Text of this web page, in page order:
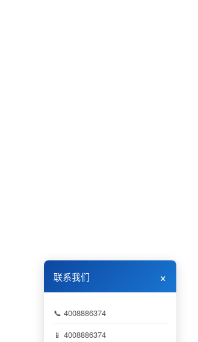
联系我们 ×
📞 4008886374
📱 4008886374